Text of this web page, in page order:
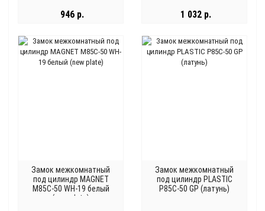
946 р. 1 032 р.
Замок межкомнатный
под цилиндр MAGNET
M85C-50 WH-19 белый
(new plate)
Замок межкомнатный
под цилиндр PLASTIC
P85C-50 GP (латунь)